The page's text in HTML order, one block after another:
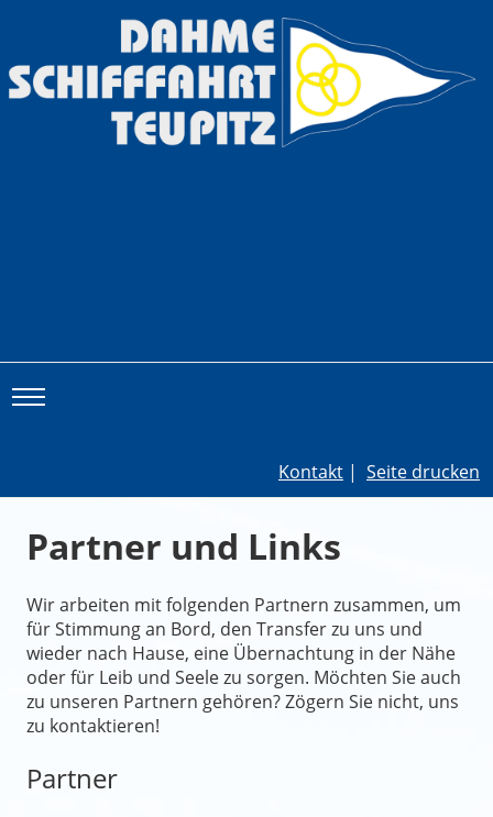
Kontakt | Seite drucken
Partner und Links
Wir arbeiten mit folgenden Partnern zusammen, um
für Stimmung an Bord, den Transfer zu uns und
wieder nach Hause, eine Übernachtung in der Nähe
oder für Leib und Seele zu sorgen. Möchten Sie auch
zu unseren Partnern gehören? Zögern Sie nicht, uns
zu kontaktieren!
Partner